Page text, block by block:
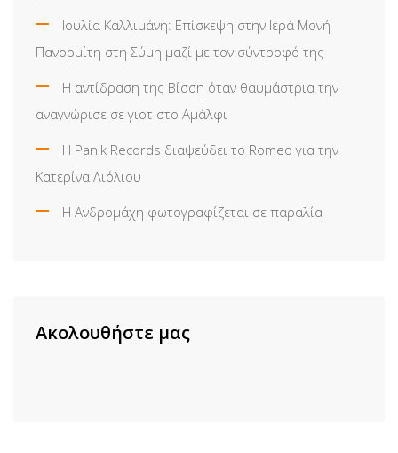
Ιουλία Καλλιμάνη: Επίσκεψη στην Ιερά Μονή
Πανορμίτη στη Σύμη μαζί με τον σύντροφό της
Η αντίδραση της Βίσση όταν θαυμάστρια την
αναγνώρισε σε γιοτ στο Αμάλφι
Η Panik Records διαψεύδει το Romeo για την
Κατερίνα Λιόλιου
Η Ανδρομάχη φωτογραφίζεται σε παραλία
Ακολουθήστε μας